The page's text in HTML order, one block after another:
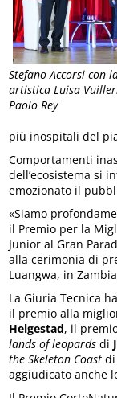
Stefano Accorsi con
artistica Luisa
Paolo Rey
più inospitali del
Comportamenti
dell’ecosistema si
emozionato il
«Siamo
il Premio per la
Junior al Gran
alla cerimonia di
Luangwa, in
La Giuria Tecnica
il premio alla
Helgestad, il
lands of leopards di
the Skeleton Coast
aggiudicato anche